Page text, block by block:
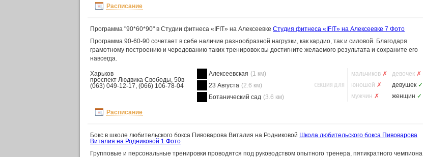
Расписание
Программа "90*60*90" в Студии фитнеса «IFIT» на Алексеевке Студия фитнеса «IFIT» на Алексеевке 7 Фото
Программа 90-60-90 сочетает в себе наличие разнообразной нагрузки, как кардио, так и силовой. Благодаря
грамотному построению и чередованию таких тренировок вы достигните желаемого результата и сохраните его
навсегда.
Харьков
проспект Людвика Свободы, 50в
(063) 049-12-17, (066) 106-78-04
Алексеевская (1 км)
23 Августа (2.6 км)
Ботанический сад (3.6 км)
СЕКЦИЯ ДЛЯ
мальчиков ✗ девочек ✗
юношей ✗ девушек ✓
мужчин ✗ женщин ✓
Расписание
Бокс в школе любительского бокса Пивоварова Виталия на Родниковой Школа любительского бокса Пивоварова
Виталия на Родниковой 1 Фото
Групповые и персональные тренировки проводятся под руководством опытного тренера, пятикратного чемпиона